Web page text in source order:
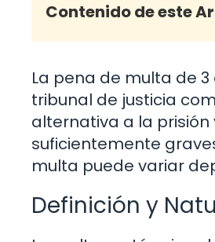
Contenido de este
La pena de multa de
tribunal de justicia
alternativa a la
suficientemente
multa puede variar
Definición y